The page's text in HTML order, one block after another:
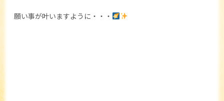
願い事が叶いますように・・・